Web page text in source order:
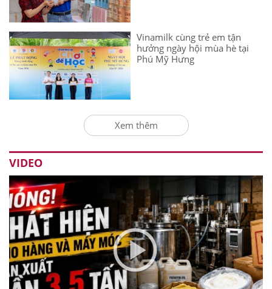
Vinamilk cùng trẻ em tận
hưởng ngày hội mùa hè tại
Phú Mỹ Hưng
Xem thêm
VIDEO